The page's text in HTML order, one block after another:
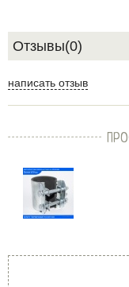
Отзывы(0)
написать отзыв